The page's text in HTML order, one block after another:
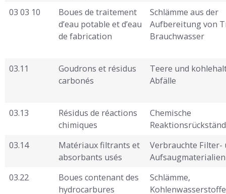
03 03 10
Boues de traitement
d’eau potable et d’eau
de fabrication
Schlämme aus der
Aufbereitung von
Brauchwasser
03.11
Goudrons et résidus
carbonés
Teere und
Abfälle
03.13
Résidus de réactions
chimiques
Chemische
03.14
Matériaux filtrants et
absorbants usés
Verbrauchte Filter-
Aufsaugmaterialien
03.22
Boues contenant des
hydrocarbures
Schlämme,
Kohlenwasserstoffe